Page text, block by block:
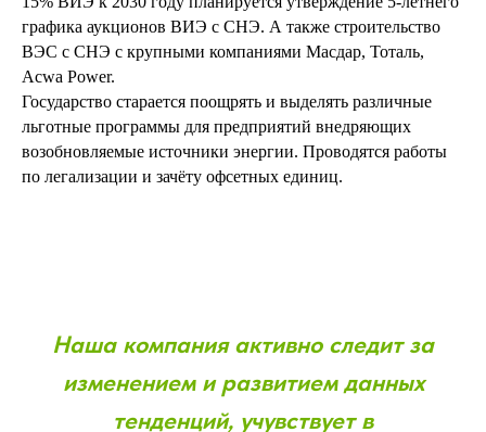
графика аукционов ВИЭ с СНЭ. А также строительство
ВЭС с СНЭ с крупными компаниями Масдар, Тоталь,
Acwa Power.
Государство старается поощрять и выделять различные
льготные программы для предприятий внедряющих
возобновляемые источники энергии. Проводятся работы
по легализации и зачёту офсетных единиц.
Наша компания активно следит за
изменением и развитием данных
тенденций, учувствует в